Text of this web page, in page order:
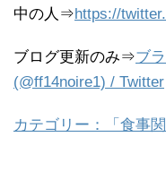
中の人⇒https://
ブログ更新のみ⇒ブ
(@ff14noire1) / Twitter
カテゴリー：「食事関